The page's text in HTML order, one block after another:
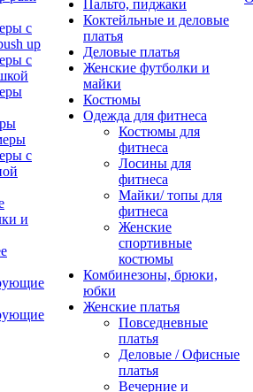
с
up
с
с
и
Пальто, пиджаки
Коктейльные и деловые
платья
Деловые платья
Женские футболки и
майки
Костюмы
Одежда для фитнеса
Костюмы для
фитнеса
Лосины для
фитнеса
Майки/ топы для
фитнеса
Женские
спортивные
костюмы
Комбинезоны, брюки,
юбки
Женские платья
Повседневные
платья
Деловые / Офисные
платья
Вечерние и